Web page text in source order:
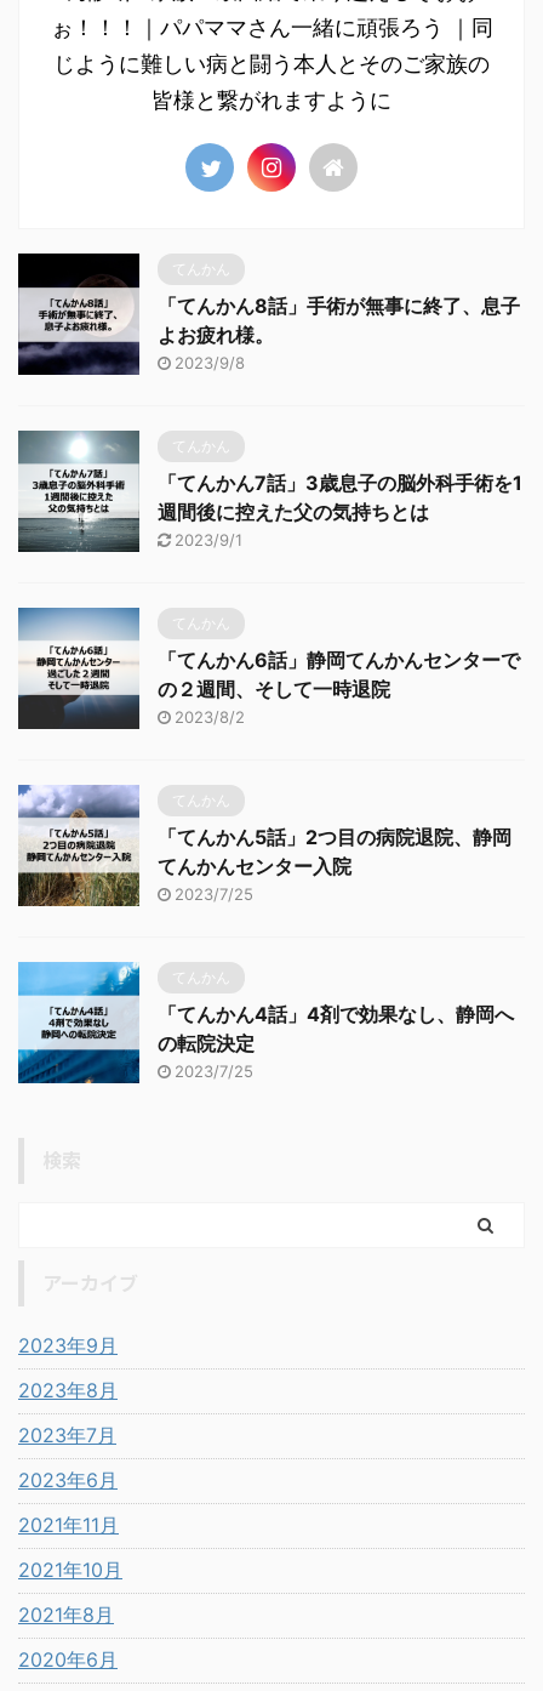
ぉ！！！｜パパママさん一緒に頑張ろう ｜同
じように難しい病と闘う本人とそのご家族の
皆様と繋がれますように
てんかん
「てんかん8話」手術が無事に終了、息子
よお疲れ様。
2023/9/8
てんかん
「てんかん7話」3歳息子の脳外科手術を1
週間後に控えた父の気持ちとは
2023/9/1
てんかん
「てんかん6話」静岡てんかんセンターで
の２週間、そして一時退院
2023/8/2
てんかん
「てんかん5話」2つ目の病院退院、静岡
てんかんセンター入院
2023/7/25
てんかん
「てんかん4話」4剤で効果なし、静岡へ
の転院決定
2023/7/25
検索
アーカイブ
2023年9月
2023年8月
2023年7月
2023年6月
2021年11月
2021年10月
2021年8月
2020年6月